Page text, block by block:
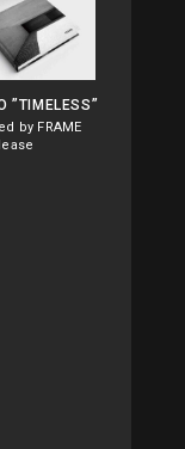
”TIMELESS”
by FRAME